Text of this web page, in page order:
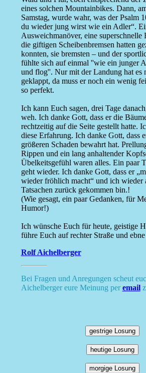
eines solchen Mountainbikes. Dann,
Samstag, wurde wahr, was der Psalm
du wieder jung wirst wie ein Adler“.
Ausweichmanöver, eine superschnelle
die giftigen Scheibenbremsen hatten
konnten, sie bremsten – und der
fühlte sich auf einmal ''wie ein junger
und flog''. Nur mit der Landung hat es
geklappt, da muss er noch ein wenig
so perfekt.
Ich kann Euch sagen, drei Tage
weh. Ich danke Gott, dass er die
rechtzeitig auf die Seite gestellt hatte.
diese Erfahrung. Ich danke Gott, dass
größeren Schaden bewahrt hat.
Rippen und ein lang anhaltender
Übelkeitsgefühl waren alles. Ein paar
geht wieder. Ich danke Gott, dass er
wieder fröhlich macht“ und ich wieder
Tatsachen zurück gekommen bin.!
(Wie gesagt, ein paar Gedanken, für
Humor!)
Ich wünsche Euch für heute, geistige
führe Euch auf rechter Straße und
Rolf Aichelberger
Bei Fragen und Anregungen scheut
Aichelberger eure Meinung peremail
gestrige Losung
heutige Losung
morgige Losung